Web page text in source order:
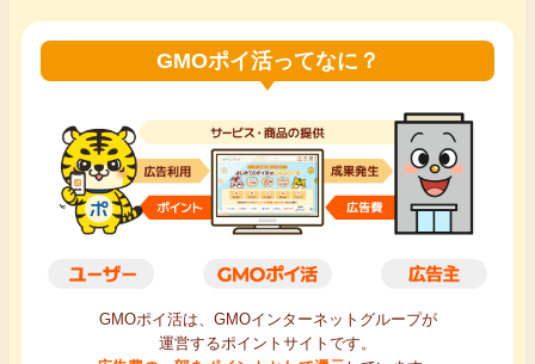
GMOポイ活ってなに？
GMOポイ活は、GMOインターネットグループが
運営するポイントサイトです。